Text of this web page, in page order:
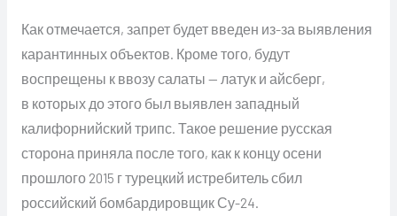
Как отмечается, запрет будет введен из-за выявления
карантинных объектов. Кроме того, будут
воспрещены к ввозу салаты — латук и айсберг,
в которых до этого был выявлен западный
калифорнийский трипс. Такое решение русская
сторона приняла после того, как к концу осени
прошлого 2015 г турецкий истребитель сбил
российский бомбардировщик Су-24.